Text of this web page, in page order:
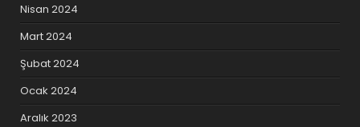
Nisan 2024
Mart 2024
Şubat 2024
Ocak 2024
Aralık 2023